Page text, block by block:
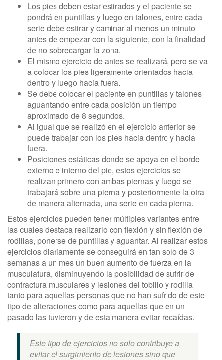
Los pies deben estar estirados y el paciente se
pondrá en puntillas y luego en talones, entre cada
serie debe estirar y caminar al menos un minuto
antes de empezar con la siguiente, con la finalidad
de no sobrecargar la zona.
El mismo ejercicio de antes se realizará, pero se va
a colocar los pies ligeramente orientados hacia
dentro y luego hacia fuera.
Se debe colocar el paciente en puntillas y talones
aguantando entre cada posición un tiempo
aproximado de 8 segundos.
Al igual que se realizó en el ejercicio anterior se
puede trabajar con los pies hacia dentro y hacia
fuera.
Posiciones estáticas donde se apoya en el borde
externo e interno del pie, estos ejercicios se
realizan primero con ambas piernas y luego se
trabajará sobre una pierna y posteriormente la otra
de manera alternada, una serie en cada pierna.
Estos ejercicios pueden tener múltiples variantes entre
las cuales destaca realizarlo con flexión y sin flexión de
rodillas, ponerse de puntillas y aguantar. Al realizar estos
ejercicios diariamente se conseguirá en tan solo de 3
semanas a un mes un buen aumento de fuerza en la
musculatura, disminuyendo la posibilidad de sufrir de
contractura musculares y lesiones del tobillo y rodilla
tanto para aquellas personas que no han sufrido de este
tipo de alteraciones como para aquellas que en un
pasado las tuvieron y de esta manera evitar recaídas.
Este tipo de ejercicios no solo contribuye a
evitar el surgimiento de lesiones sino que